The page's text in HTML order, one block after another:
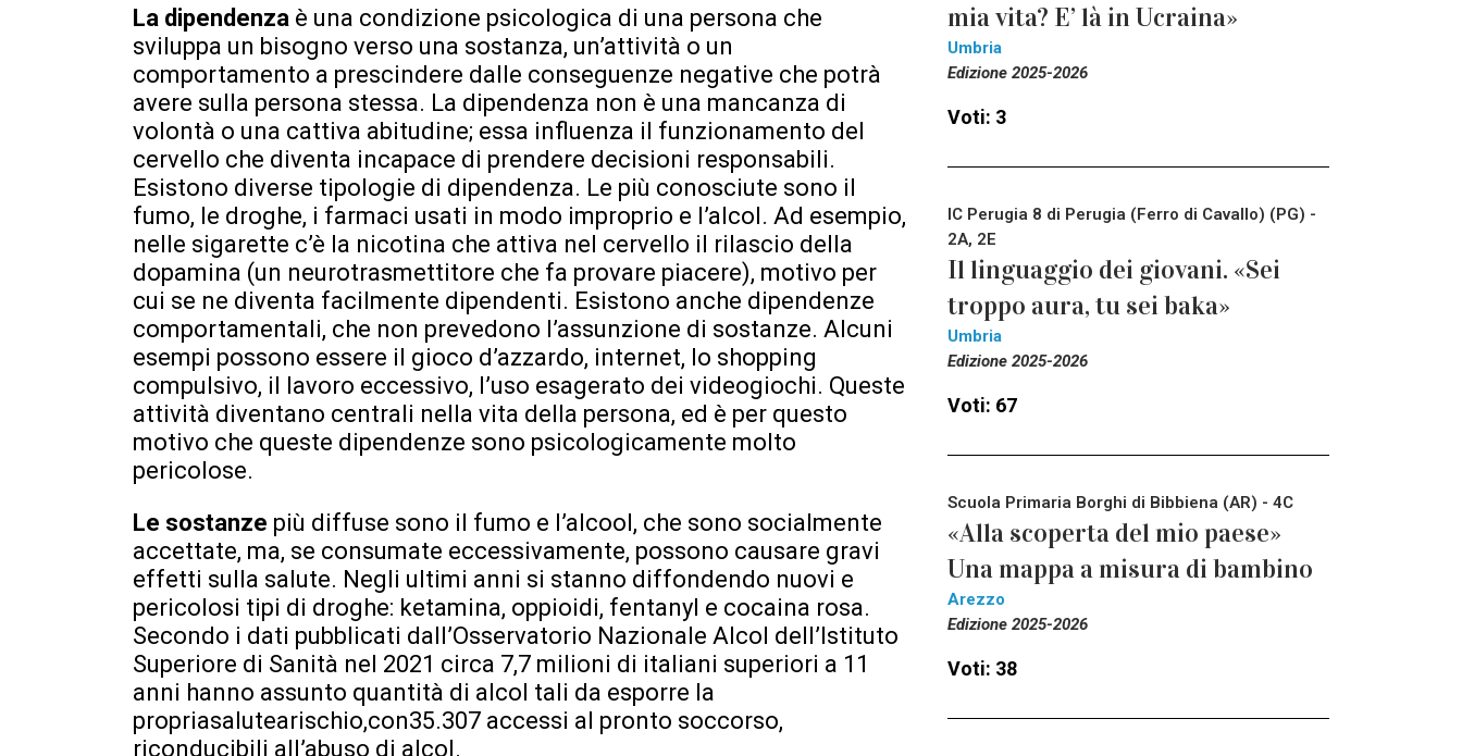
La dipendenza è una condizione psicologica di una persona che
sviluppa un bisogno verso una sostanza, un’attività o un
comportamento a prescindere dalle conseguenze negative che potrà
avere sulla persona stessa. La dipendenza non è una mancanza di
volontà o una cattiva abitudine; essa influenza il funzionamento del
cervello che diventa incapace di prendere decisioni responsabili.
Esistono diverse tipologie di dipendenza. Le più conosciute sono il
fumo, le droghe, i farmaci usati in modo improprio e l’alcol. Ad esempio,
nelle sigarette c’è la nicotina che attiva nel cervello il rilascio della
dopamina (un neurotrasmettitore che fa provare piacere), motivo per
cui se ne diventa facilmente dipendenti. Esistono anche dipendenze
comportamentali, che non prevedono l’assunzione di sostanze. Alcuni
esempi possono essere il gioco d’azzardo, internet, lo shopping
compulsivo, il lavoro eccessivo, l’uso esagerato dei videogiochi. Queste
attività diventano centrali nella vita della persona, ed è per questo
motivo che queste dipendenze sono psicologicamente molto
pericolose.
Le sostanze più diffuse sono il fumo e l’alcool, che sono socialmente
accettate, ma, se consumate eccessivamente, possono causare gravi
effetti sulla salute. Negli ultimi anni si stanno diffondendo nuovi e
pericolosi tipi di droghe: ketamina, oppioidi, fentanyl e cocaina rosa.
Secondo i dati pubblicati dall’Osservatorio Nazionale Alcol dell’Istituto
Superiore di Sanità nel 2021 circa 7,7 milioni di italiani superiori a 11
anni hanno assunto quantità di alcol tali da esporre la
propriasalutearischio,con35.307 accessi al pronto soccorso,
riconducibili all’abuso di alcol.
mia vita? E’ là in Ucraina»
Umbria
Edizione 2025-2026
Voti: 3
IC Perugia 8 di Perugia (Ferro di Cavallo) (PG) -
2A, 2E
Il linguaggio dei giovani. «Sei
troppo aura, tu sei baka»
Umbria
Edizione 2025-2026
Voti: 67
Scuola Primaria Borghi di Bibbiena (AR) - 4C
«Alla scoperta del mio paese»
Una mappa a misura di bambino
Arezzo
Edizione 2025-2026
Voti: 38